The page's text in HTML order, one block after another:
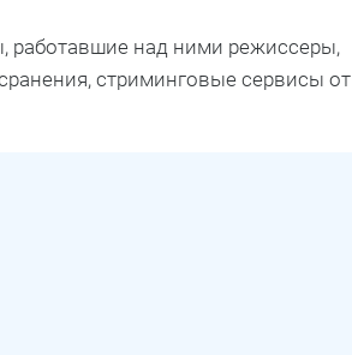
работавшие над ними режиссеры,
стриминговые сервисы от